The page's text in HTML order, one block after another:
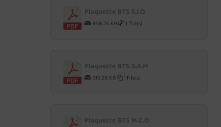
458.26 KB 1 file(s)
519.26 KB 1 file(s)